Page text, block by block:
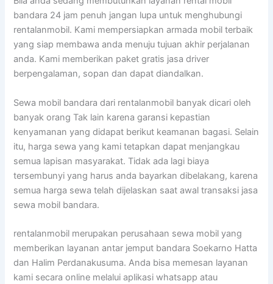
bandara 24 jam penuh jangan lupa untuk menghubungi
rentalanmobil. Kami mempersiapkan armada mobil terbaik
yang siap membawa anda menuju tujuan akhir perjalanan
anda. Kami memberikan paket gratis jasa driver
berpengalaman, sopan dan dapat diandalkan.
Sewa mobil bandara dari rentalanmobil banyak dicari oleh
banyak orang Tak lain karena garansi kepastian
kenyamanan yang didapat berikut keamanan bagasi. Selain
itu, harga sewa yang kami tetapkan dapat menjangkau
semua lapisan masyarakat. Tidak ada lagi biaya
tersembunyi yang harus anda bayarkan dibelakang, karena
semua harga sewa telah dijelaskan saat awal transaksi jasa
sewa mobil bandara.
rentalanmobil merupakan perusahaan sewa mobil yang
memberikan layanan antar jemput bandara Soekarno Hatta
dan Halim Perdanakusuma. Anda bisa memesan layanan
kami secara online melalui aplikasi whatsapp atau